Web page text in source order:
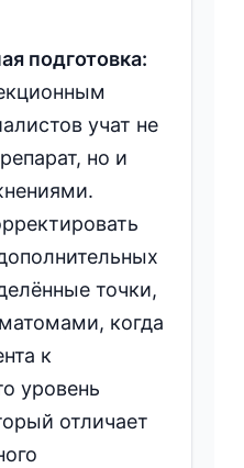
подготовка:
учат не
но и
точки,
когда
к
уровень
отличает